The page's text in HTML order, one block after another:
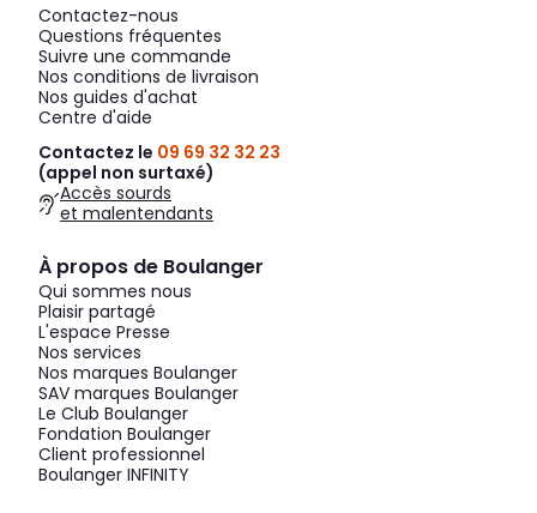
Contactez-nous
Questions fréquentes
Suivre une commande
Nos conditions de livraison
Nos guides d'achat
Centre d'aide
Contactez le 09 69 32 32 23
(appel non surtaxé)
Accès sourds
et malentendants
À propos de Boulanger
Qui sommes nous
Plaisir partagé
L'espace Presse
Nos services
Nos marques Boulanger
SAV marques Boulanger
Le Club Boulanger
Fondation Boulanger
Client professionnel
Boulanger INFINITY